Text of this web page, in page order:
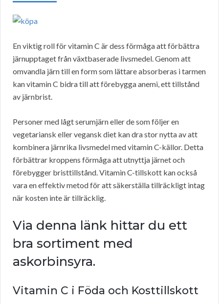
En viktig roll för vitamin C är dess förmåga att förbättra
järnupptaget från växtbaserade livsmedel. Genom att
omvandla järn till en form som lättare absorberas i tarmen
kan vitamin C bidra till att förebygga anemi, ett tillstånd
av järnbrist.
Personer med lågt serumjärn eller de som följer en
vegetariansk eller vegansk diet kan dra stor nytta av att
kombinera järnrika livsmedel med vitamin C-källor. Detta
förbättrar kroppens förmåga att utnyttja järnet och
förebygger bristtillstånd. Vitamin C-tillskott kan också
vara en effektiv metod för att säkerställa tillräckligt intag
när kosten inte är tillräcklig.
Via denna länk hittar du ett
bra sortiment med
askorbinsyra.
Vitamin C i Föda och Kosttillskott